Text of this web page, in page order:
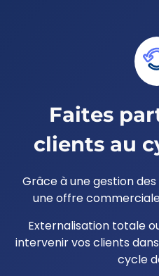
Faites
clients au
Grâce à une gestion
uneoffre
Externalisation totale
intervenir vos clients
cycle